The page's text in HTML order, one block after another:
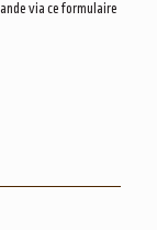
via ce formulaire